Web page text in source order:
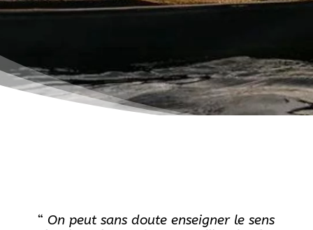
“ On peut sans doute enseigner le sens